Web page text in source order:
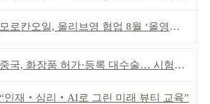
모로칸오일, 올리브영 협업 8월 ‘올영픽’ 선정
중국, 화장품 허가·등록 대수술… 시험자료 공용 허용
“인재‧심리‧AI로 그린 미래 뷰티 교육”